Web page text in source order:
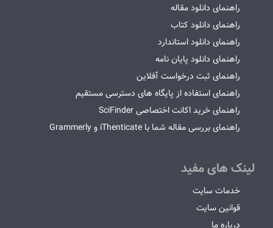
راهنمای دانلود مقاله
راهنمای دانلود کتاب
راهنمای دانلود استاندارد
راهنمای دانلود پایان نامه
راهنمای ثبت درخواست آفلاین
راهنمای استفاده از پایگاه های دسترسی مستقیم
راهنمای خرید اکانت اختصاصی SciFinder
راهنمای بررسی مقاله شما با iThenticate و Grammerly
لینک های مفید
خدمات سایت
قوانین سایت
درباره ما